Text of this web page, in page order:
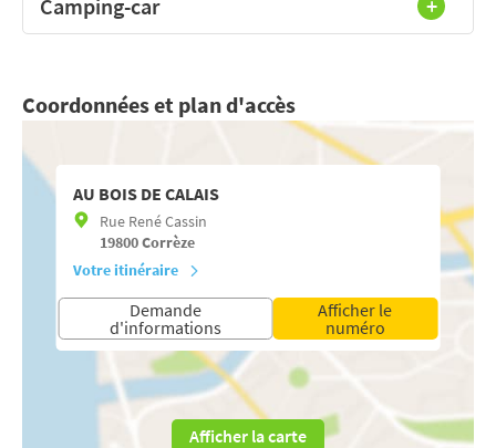
Camping-car
Coordonnées et plan d'accès
AU BOIS DE CALAIS
Rue René Cassin
19800Corrèze
Votre itinéraire
Demande
d'informations
Afficher le
numéro
Afficher la carte